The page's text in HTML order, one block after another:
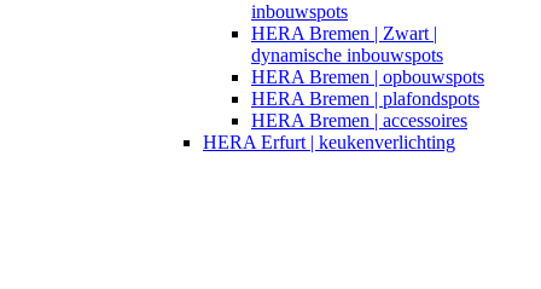
inbouwspots
HERA Bremen | Zwart |
dynamische inbouwspots
HERA Bremen | opbouwspots
HERA Bremen | plafondspots
HERA Bremen | accessoires
HERA Erfurt | keukenverlichting